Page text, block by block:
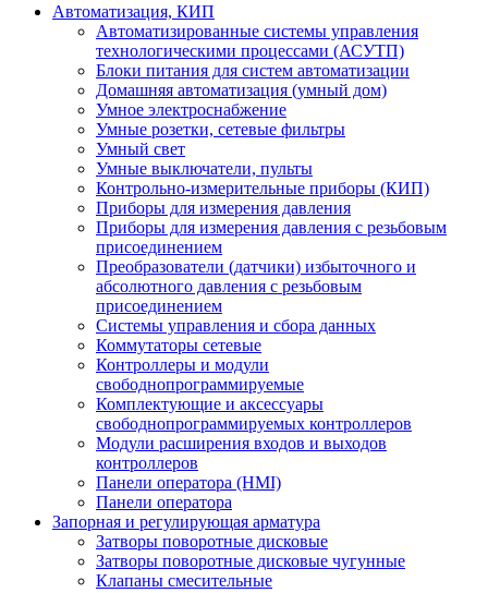
Автоматизация, КИП
Автоматизированные системы управления
технологическими процессами (АСУТП)
Блоки питания для систем автоматизации
Домашняя автоматизация (умный дом)
Умное электроснабжение
Умные розетки, сетевые фильтры
Умный свет
Умные выключатели, пульты
Контрольно-измерительные приборы (КИП)
Приборы для измерения давления
Приборы для измерения давления с резьбовым
присоединением
Преобразователи (датчики) избыточного и
абсолютного давления с резьбовым
присоединением
Системы управления и сбора данных
Коммутаторы сетевые
Контроллеры и модули
свободнопрограммируемые
Комплектующие и аксессуары
свободнопрограммируемых контроллеров
Модули расширения входов и выходов
контроллеров
Панели оператора (HMI)
Панели оператора
Запорная и регулирующая арматура
Затворы поворотные дисковые
Затворы поворотные дисковые чугунные
Клапаны смесительные